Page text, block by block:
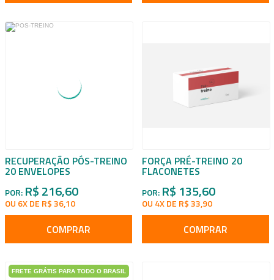
RECUPERAÇÃO PÓS-TREINO
20 ENVELOPES
POR: R$ 216,60
OU 6X DE R$ 36,10
COMPRAR
FORÇA PRÉ-TREINO 20
FLACONETES
POR: R$ 135,60
OU 4X DE R$ 33,90
COMPRAR
FRETE GRÁTIS PARA TODO O BRASIL